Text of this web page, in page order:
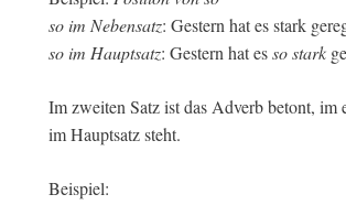
so im Nebensatz: Gestern hat es stark
so im Hauptsatz: Gestern hat esso stark
Im zweiten Satz ist das Adverb betont,
im Hauptsatz steht.
Beispiel: